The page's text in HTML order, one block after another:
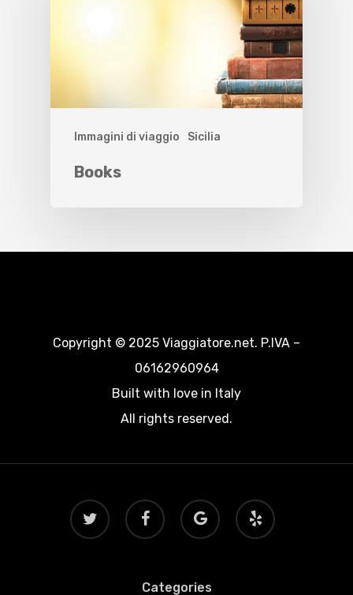
Immagini di viaggio Sicilia
Books
Copyright © 2025 Viaggiatore.net. P.IVA –
06162960964
Built with love in Italy
All rights reserved.
twitter facebook
google-
plus
yelp
Categories